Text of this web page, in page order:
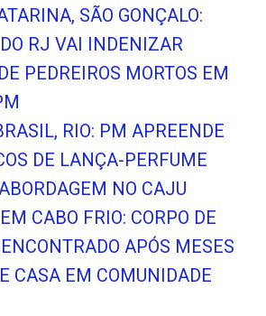
SÃO GONÇALO:
RJ VAI INDENIZAR
PEDREIROS MORTOS EM
RIO: PM APREENDE
DE LANÇA-PERFUME
NO CAJU
CABO FRIO: CORPO DE
APÓS MESES
CASA EM COMUNIDADE